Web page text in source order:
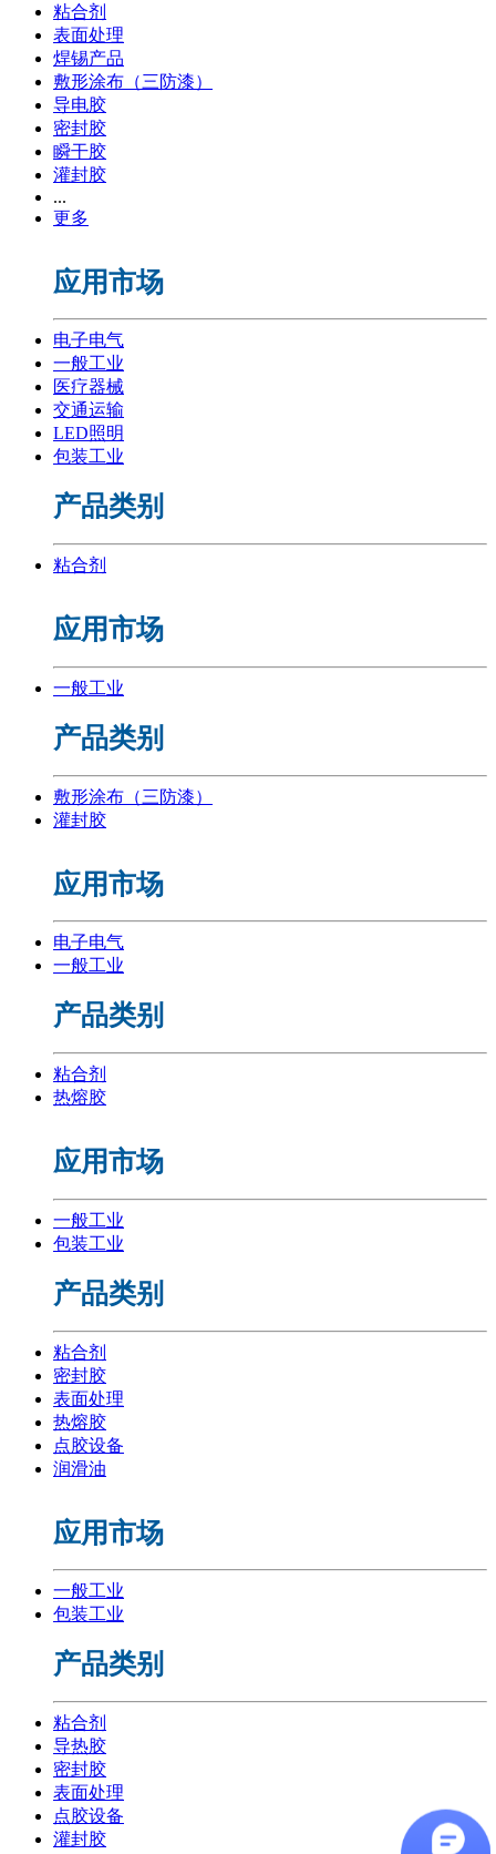
粘合剂
表面处理
焊锡产品
敷形涂布（三防漆）
导电胶
密封胶
瞬干胶
灌封胶
...
更多
应用市场
电子电气
一般工业
医疗器械
交通运输
LED照明
包装工业
产品类别
粘合剂
应用市场
一般工业
产品类别
敷形涂布（三防漆）
灌封胶
应用市场
电子电气
一般工业
产品类别
粘合剂
热熔胶
应用市场
一般工业
包装工业
产品类别
粘合剂
密封胶
表面处理
热熔胶
点胶设备
润滑油
应用市场
一般工业
包装工业
产品类别
粘合剂
导热胶
密封胶
表面处理
点胶设备
灌封胶